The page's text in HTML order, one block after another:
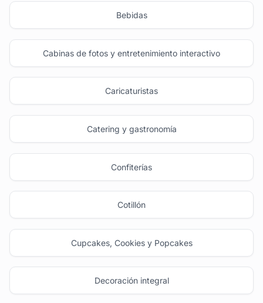
Bebidas
Cabinas de fotos y entretenimiento interactivo
Caricaturistas
Catering y gastronomía
Confiterías
Cotillón
Cupcakes, Cookies y Popcakes
Decoración integral